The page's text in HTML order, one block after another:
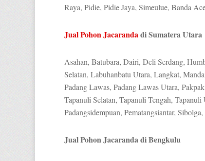
Raya, Pidie, Pidie Jaya, Simeulue, Banda
Jual Pohon Jacarandadi Sumatera Utara
Asahan, Batubara, Dairi, Deli Serdang,
Selatan, Labuhanbatu Utara, Langkat,
Padang Lawas, Padang Lawas Utara,
Tapanuli Selatan, Tapanuli Tengah,
Padangsidempuan, Pematangsiantar,
Jual Pohon Jacaranda di Bengkulu